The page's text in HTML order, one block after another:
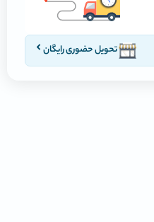
تحویل حضوری رایگان